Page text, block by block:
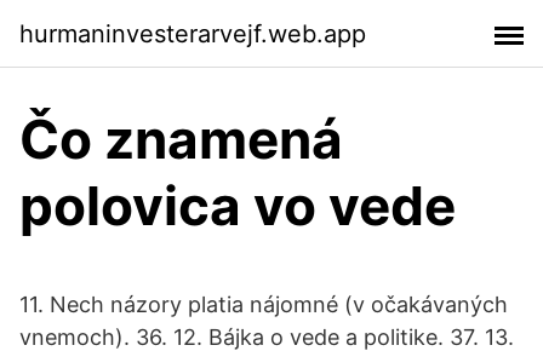
hurmaninvesterarvejf.web.app
Čo znamená
polovica vo vede
11. Nech názory platia nájomné (v očakávaných
vnemoch). 36. 12. Bájka o vede a politike. 37. 13.